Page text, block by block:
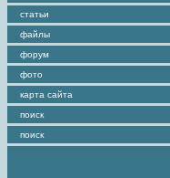
статьи
файлы
форум
фото
карта сайта
поиск
поиск